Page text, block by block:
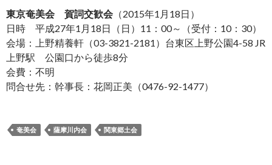
東京奄美会 賀詞交歓会 （2015年1月18日）
日時 平成27年1月18日（日）11：00～（受付：10：30）
会場：上野精養軒（03-3821-2181）台東区上野公園4-58 JR
上野駅 公園口から徒歩8分
会費：不明
問合せ先：幹事長：花岡正美（0476-92-1477）
奄美会 薩摩川内会 関東郷土会